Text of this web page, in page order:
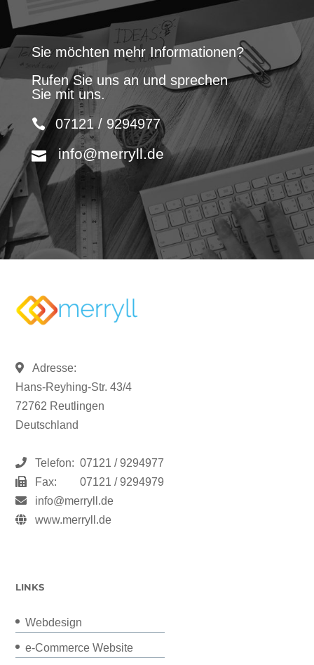
Sie möchten mehr Informationen?
Rufen Sie uns an und sprechen
Sie mit uns.
07121 / 9294977
info@merryll.de
Adresse:
Hans-Reyhing-Str. 43/4
72762 Reutlingen
Deutschland
Telefon: 07121 / 9294977
Fax:
07121 / 9294979
info@merryll.de
www.merryll.de
LINKS
Webdesign
e-Commerce Website